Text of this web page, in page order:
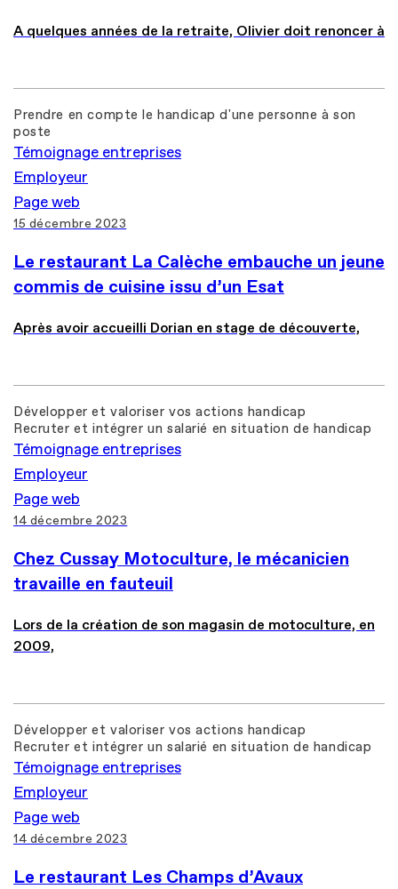
A quelques années de la retraite, Olivier doit renoncer à
Prendre en compte le handicap d'une personne à son
poste
Témoignage entreprises
Employeur
Page web
15 décembre 2023
Le restaurant La Calèche embauche un jeune
commis de cuisine issu d’un Esat
Après avoir accueilli Dorian en stage de découverte,
Développer et valoriser vos actions handicap
Recruter et intégrer un salarié en situation de handicap
Témoignage entreprises
Employeur
Page web
14 décembre 2023
Chez Cussay Motoculture, le mécanicien
travaille en fauteuil
Lors de la création de son magasin de motoculture, en
2009,
Développer et valoriser vos actions handicap
Recruter et intégrer un salarié en situation de handicap
Témoignage entreprises
Employeur
Page web
14 décembre 2023
Le restaurant Les Champs d’Avaux